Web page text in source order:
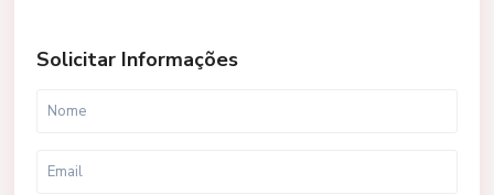
Solicitar Informações